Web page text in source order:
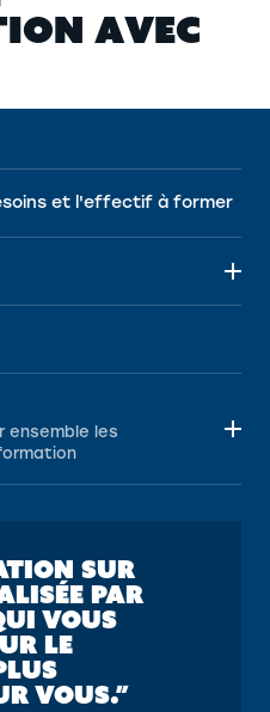
ION AVEC
et l'effectif à former
ensemble les
SUR
PAR
VOUS
LE
VOUS.”